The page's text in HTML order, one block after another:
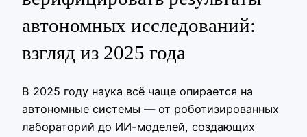
автономных исследований:
взгляд из 2025 года
В 2025 году наука всё чаще опирается на
автономные системы — от роботизированных
лабораторий до ИИ-моделей, создающих